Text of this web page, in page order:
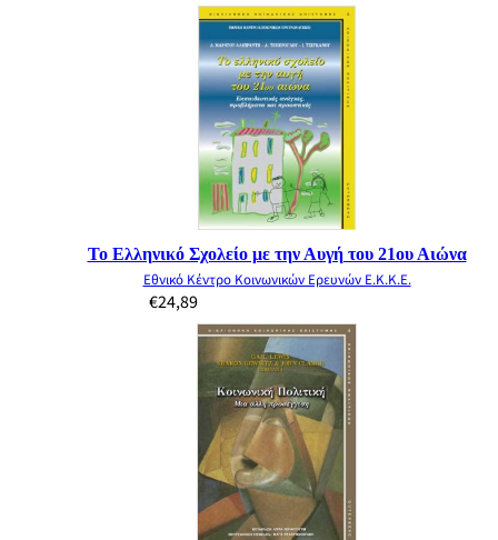
Το Ελληνικό Σχολείο με την Αυγή του 21ου Αιώνα
Εθνικό Κέντρο Κοινωνικών Ερευνών Ε.Κ.Κ.Ε.
€24,89